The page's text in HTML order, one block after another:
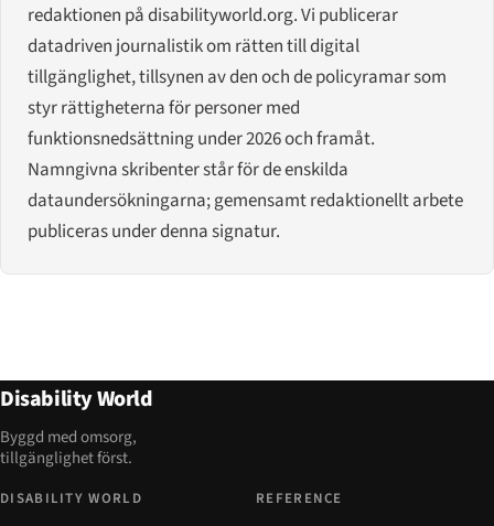
redaktionen på disabilityworld.org. Vi publicerar
datadriven journalistik om rätten till digital
tillgänglighet, tillsynen av den och de policyramar som
styr rättigheterna för personer med
funktionsnedsättning under 2026 och framåt.
Namngivna skribenter står för de enskilda
dataundersökningarna; gemensamt redaktionellt arbete
publiceras under denna signatur.
Disability World
Byggd med omsorg,
tillgänglighet först.
DISABILITY WORLD REFERENCE